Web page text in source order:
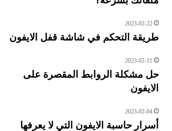
2023-02-22
طريقة التحكم في شاشة قفل الايفون
2023-02-11
حل مشكلة الروابط المقصرة على
الايفون
2023-02-04
أسرار حاسبة الايفون التي لا يعرفها